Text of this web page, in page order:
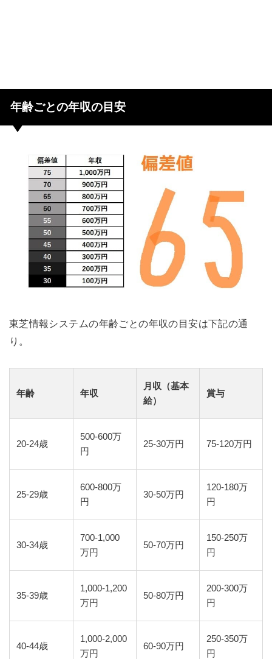
年齢ごとの年収の目安
東芝情報システムの年齢ごとの年収の目安は下記の通
り。
年齢 年収
月収（基本
給）
賞与
20-24歳
500-600万
円
25-30万円 75-120万円
25-29歳
600-800万
円
30-50万円
120-180万
円
30-34歳
700-1,000
万円
50-70万円
150-250万
円
35-39歳
1,000-1,200
万円
50-80万円
200-300万
円
40-44歳
1,000-2,000
万円
60-90万円
250-350万
円